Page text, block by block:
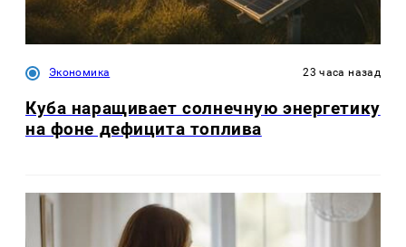
Экономика 23 часа назад
Куба наращивает солнечную энергетику
на фоне дефицита топлива